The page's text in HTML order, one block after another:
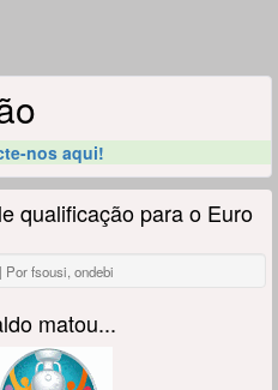
nos aqui!
qualificação para o Euro
Por fsousi, ondebi
matou...